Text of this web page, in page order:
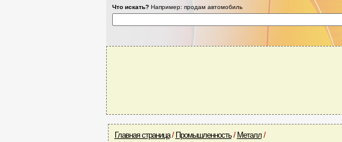
Что искать?Например: продам автомобиль
Главная страница/ Промышленность/ Металл/